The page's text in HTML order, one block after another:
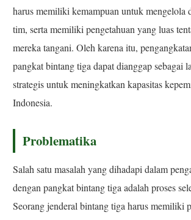
harus memiliki kemampuan untuk mengelola
tim, serta memiliki pengetahuan yang luas
mereka tangani. Oleh karena itu,
pangkat bintang tiga dapat dianggap sebagai
strategis untuk meningkatkan kapasitas
Indonesia.
Problematika
Salah satu masalah yang dihadapi dalam
dengan pangkat bintang tiga adalah proses
Seorang jenderal bintang tiga harus memiliki